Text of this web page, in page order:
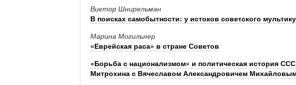
Виктор Шнирельман
В поисках самобытности: у истоков советского
Марина Могильнер
«Еврейская раса» в стране Советов
«Борьба с национализмом» и политическая история
Митрохина с Вячеславом Александровичем